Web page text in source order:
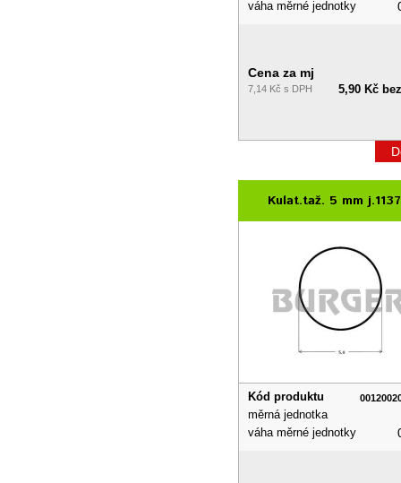
váha měrné jednotky
Cena za mj
7,14 Kč s DPH 5,90 Kč
Kulat.taž. 5 mm
Kód produktu
měrná jednotka
váha měrné jednotky